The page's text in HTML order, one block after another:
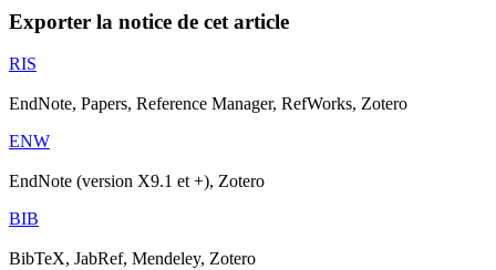
Exporter la notice de cet article
RIS
EndNote, Papers, Reference Manager, RefWorks, Zotero
ENW
EndNote (version X9.1 et +), Zotero
BIB
BibTeX, JabRef, Mendeley, Zotero